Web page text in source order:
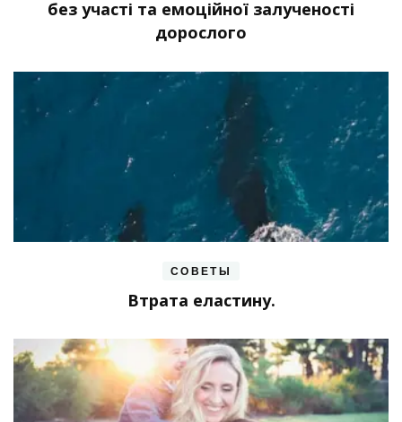
без участі та емоційної залученості
дорослого
СОВЕТЫ
Втрата еластину.